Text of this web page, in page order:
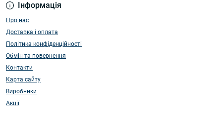
Інформація
Про нас
Доставка і оплата
Політика конфіденційності
Обмін та повернення
Контакти
Карта сайту
Виробники
Акції